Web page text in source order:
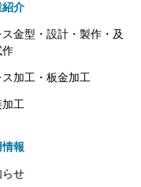
紹介
ス金型・設計・製作・及
作
ス加工・板金加工
工
報
らせ